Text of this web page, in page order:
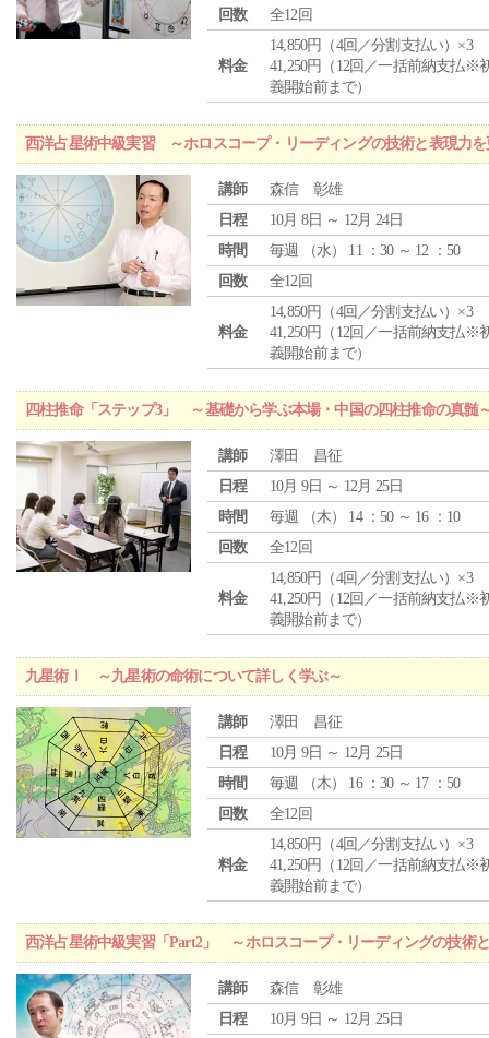
回数
全12回
料金
14,850円（4回／分割支払い）×3
41,250円（12回／一括前納支払※
義開始前まで）
西洋占星術中級実習 ～ホロスコープ・リーディングの技術と表現力
講師
森信 彰雄
日程
10月 8日 ～ 12月 24日
時間
毎週 （水） 11 ：30 ～ 12 ：50
回数
全12回
料金
14,850円（4回／分割支払い）×3
41,250円（12回／一括前納支払※
義開始前まで）
四柱推命「ステップ3」 ～基礎から学ぶ本場・中国の四柱推命の真髄
講師
澤田 昌征
日程
10月 9日 ～ 12月 25日
時間
毎週 （木） 14 ：50 ～ 16 ：10
回数
全12回
料金
14,850円（4回／分割支払い）×3
41,250円（12回／一括前納支払※
義開始前まで）
九星術Ⅰ ～九星術の命術について詳しく学ぶ～
講師
澤田 昌征
日程
10月 9日 ～ 12月 25日
時間
毎週 （木） 16 ：30 ～ 17 ：50
回数
全12回
料金
14,850円（4回／分割支払い）×3
41,250円（12回／一括前納支払※
義開始前まで）
西洋占星術中級実習「Part2」 ～ホロスコープ・リーディングの技術
講師
森信 彰雄
日程
10月 9日 ～ 12月 25日